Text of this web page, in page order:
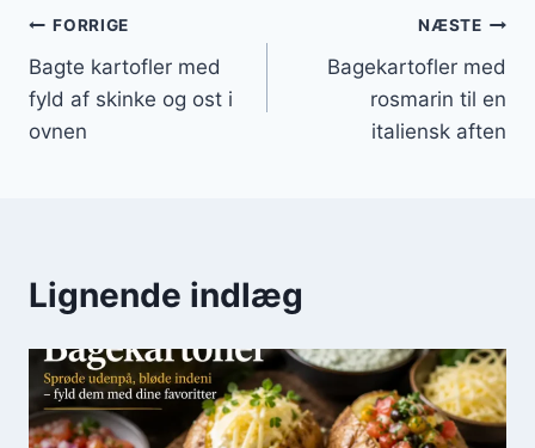
Indlægsnavigation
FORRIGE
Bagte kartofler med
fyld af skinke og ost i
ovnen
NÆSTE
Bagekartofler med
rosmarin til en
italiensk aften
Lignende indlæg